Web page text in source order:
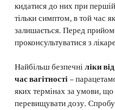
кидатися до них при
тільки симптом, в той час
залишається. Перед
проконсультуватися з
Найбільш безпечніліки
час вагітності–
яких термінах за умови, що
перевищувати дозу.